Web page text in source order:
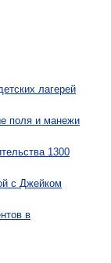
лагерей
поля и манежи
1300
с Джейком
в